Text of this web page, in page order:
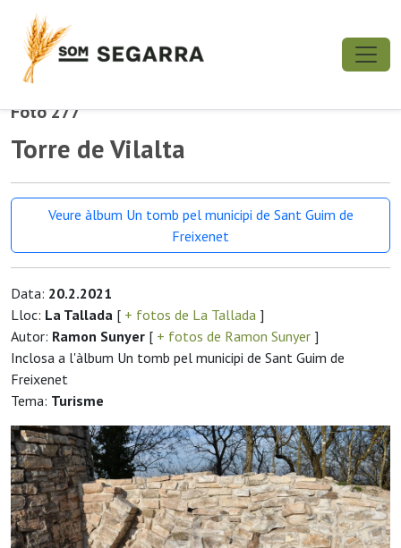
Foto 277
Torre de Vilalta
Veure àlbum Un tomb pel municipi de Sant Guim de
Freixenet
Data: 20.2.2021
Lloc: La Tallada [ + fotos de La Tallada ]
Autor: Ramon Sunyer [ + fotos de Ramon Sunyer ]
Inclosa a l'àlbum Un tomb pel municipi de Sant Guim de
Freixenet
Tema: Turisme